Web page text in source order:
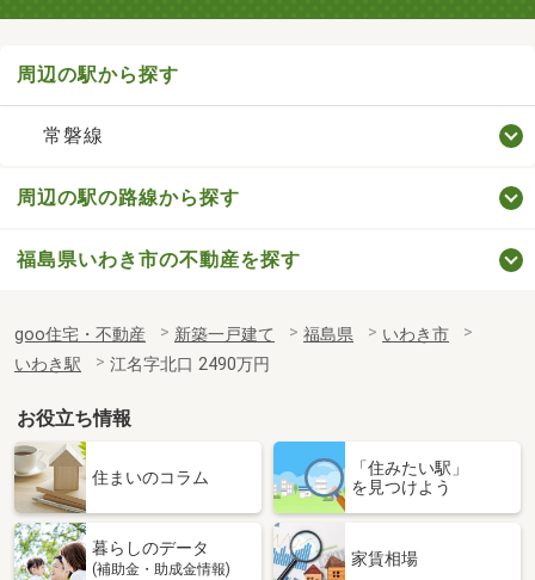
周辺の駅から探す
常磐線
周辺の駅の路線から探す
福島県いわき市の不動産を探す
goo住宅・不動産 新築一戸建て 福島県
いわき市
いわき駅
江名字北口 2490万円
お役立ち情報
住まいのコラム
「住みたい駅」
を見つけよう
暮らしのデータ
(補助金・助成金情報)
家賃相場